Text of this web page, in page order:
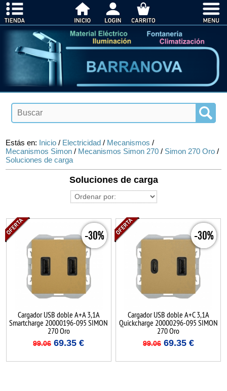
Estás en: Inicio / Electricidad / Mecanismos /
Mecanismos Simon / Mecanismos Simon 270 / Simon 270 Oro /
Soluciones de carga
Soluciones de carga
-30%
Cargador USB doble A+A 3,1A
Smartcharge 20000196-095 SIMON
270 Oro
99.06 69.35 €
-30%
Cargador USB doble A+C 3,1A
Quickcharge 20000296-095 SIMON
270 Oro
99.06 69.35€